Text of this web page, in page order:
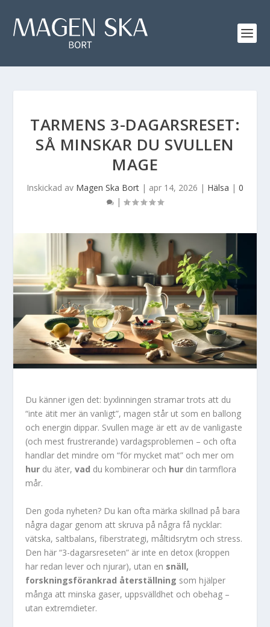
TARMENS 3-DAGARSRESET:
SÅ MINSKAR DU SVULLEN
MAGE
Inskickad av Magen Ska Bort | apr 14, 2026 | Hälsa | 0
|
Du känner igen det: byxlinningen stramar trots att du
“inte ätit mer än vanligt”, magen står ut som en ballong
och energin dippar. Svullen mage är ett av de vanligaste
(och mest frustrerande) vardagsproblemen – och ofta
handlar det mindre om “för mycket mat” och mer om
hur du äter,vad du kombinerar och hur din tarmflora
mår.
Den goda nyheten? Du kan ofta märka skillnad på bara
några dagar genom att skruva på några få nycklar:
vätska, saltbalans, fiberstrategi, måltidsrytm och stress.
Den här “3-dagarsreseten” är inte en detox (kroppen
har redan lever och njurar), utan en snäll,
forskningsförankrad återställning som hjälper
många att minska gaser, uppsvälldhet och obehag –
utan extremdieter.